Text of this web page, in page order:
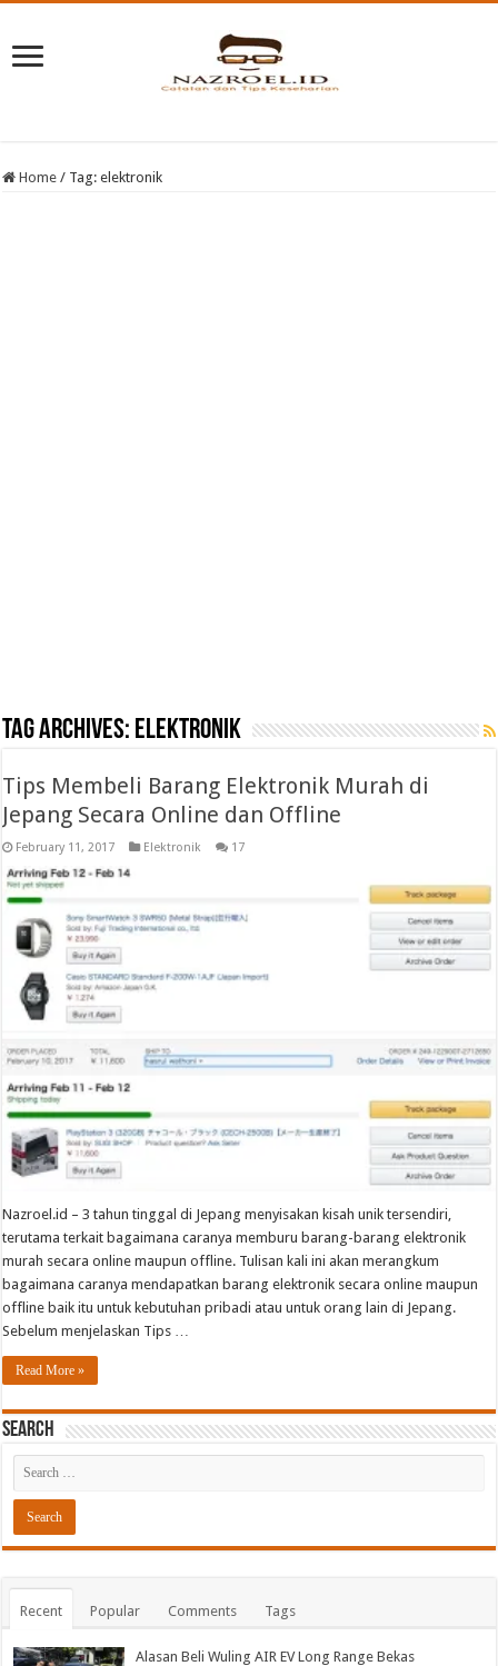
Home / Tag:elektronik
Tag Archives: elektronik
Tips Membeli Barang Elektronik Murah di
Jepang Secara Online dan Offline
February 11, 2017 Elektronik 17
Nazroel.id – 3 tahun tinggal di Jepang menyisakan kisah unik tersendiri,
terutama terkait bagaimana caranya memburu barang-barang elektronik
murah secara online maupun offline. Tulisan kali ini akan merangkum
bagaimana caranya mendapatkan barang elektronik secara online maupun
offline baik itu untuk kebutuhan pribadi atau untuk orang lain di Jepang.
Sebelum menjelaskan Tips …
Read More »
Search
Recent Popular Comments Tags
Alasan Beli Wuling AIR EV Long Range Bekas